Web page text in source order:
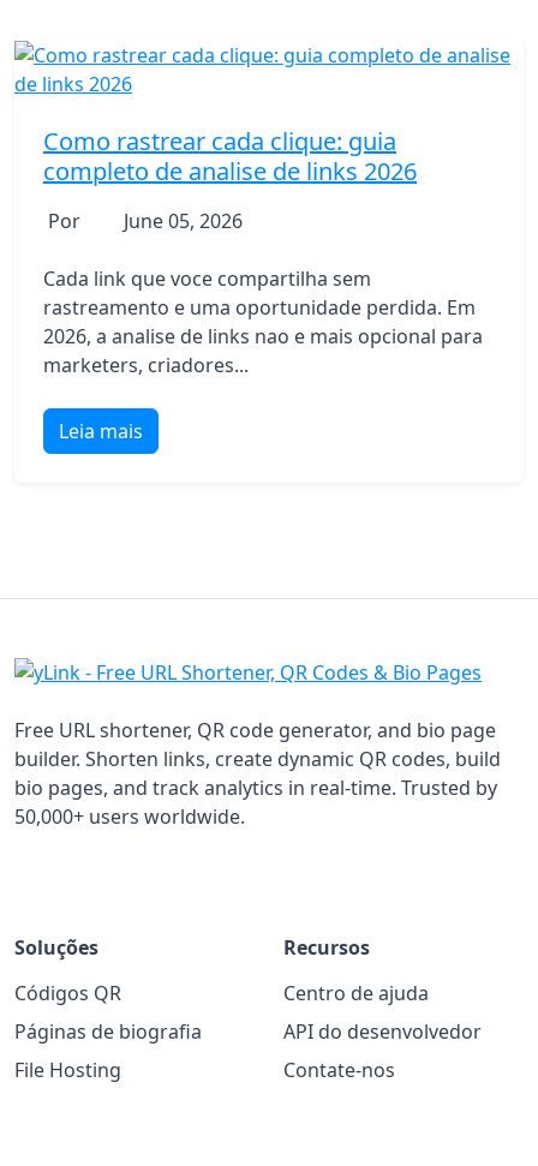
Como rastrear cada clique: guia
completo de analise de links 2026
Por June 05, 2026
Cada link que voce compartilha sem
rastreamento e uma oportunidade perdida. Em
2026, a analise de links nao e mais opcional para
marketers, criadores...
Leia mais
Free URL shortener, QR code generator, and bio page
builder. Shorten links, create dynamic QR codes, build
bio pages, and track analytics in real-time. Trusted by
50,000+ users worldwide.
Soluções
Códigos QR
Páginas de biografia
File Hosting
Recursos
Centro de ajuda
API do desenvolvedor
Contate-nos